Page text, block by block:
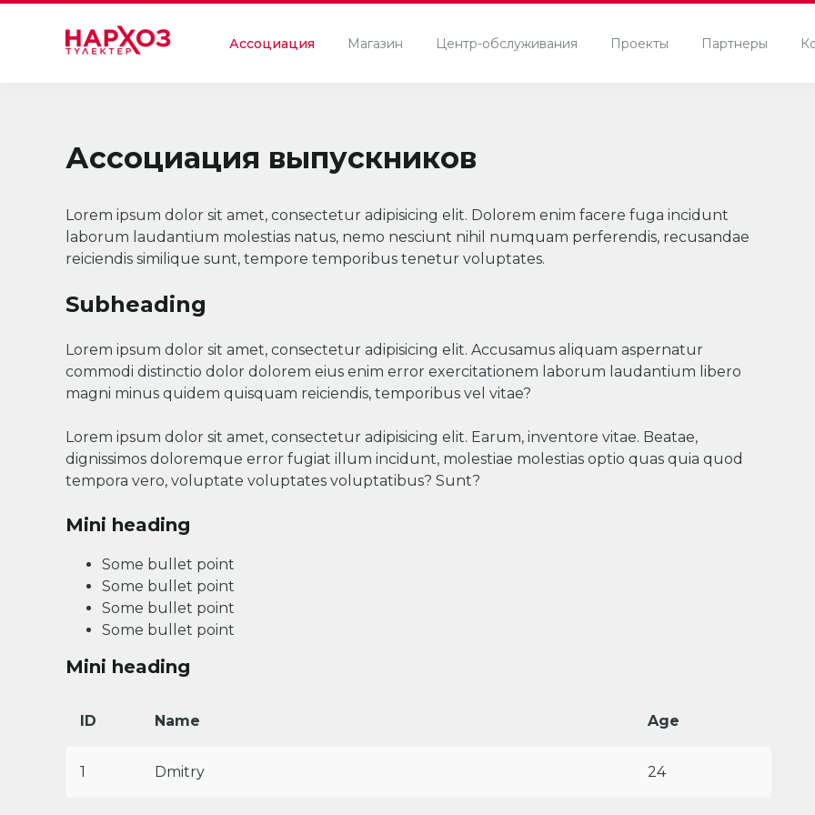
Ассоциация Магазин Центр-обслуживания Проекты Партнеры
Ассоциация выпускников
Lorem ipsum dolor sit amet, consectetur adipisicing elit. Dolorem enim facere fuga incidunt
laborum laudantium molestias natus, nemo nesciunt nihil numquam perferendis, recusandae
reiciendis similique sunt, tempore temporibus tenetur voluptates.
Subheading
Lorem ipsum dolor sit amet, consectetur adipisicing elit. Accusamus aliquam aspernatur
commodi distinctio dolor dolorem eius enim error exercitationem laborum laudantium libero
magni minus quidem quisquam reiciendis, temporibus vel vitae?
Lorem ipsum dolor sit amet, consectetur adipisicing elit. Earum, inventore vitae. Beatae,
dignissimos doloremque error fugiat illum incidunt, molestiae molestias optio quas quia quod
tempora vero, voluptate voluptates voluptatibus? Sunt?
Mini heading
Some bullet point
Some bullet point
Some bullet point
Some bullet point
Mini heading
ID Name Age
1 Dmitry 24